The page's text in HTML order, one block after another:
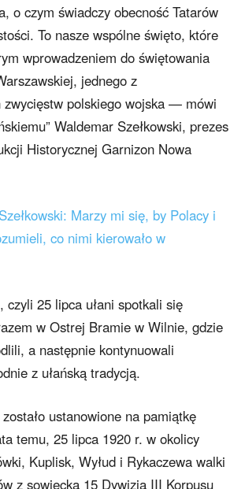
o czym świadczy obecność Tatarów
To nasze wspólne święto, które
wprowadzeniem do świętowania
jednego z
zwycięstw polskiego wojska — mówi
Waldemar Szełkowski, prezes
Historycznej Garnizon Nowa
Szełkowski: Marzy mi się, by Polacy i
co nimi kierowało w
czyli 25 lipca ułani spotkali się
w Ostrej Bramie w Wilnie, gdzie
a następnie kontynuowali
z ułańską tradycją.
ustanowione na pamiątkę
temu, 25 lipca 1920 r. w okolicy
Kuplisk, Wyłud i Rykaczewa walki
z sowiecką 15 Dywizją III Korpusu